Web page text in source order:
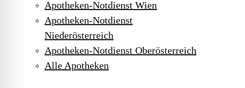
Apotheken-Notdienst Wien
Apotheken-Notdienst
Niederösterreich
Apotheken-Notdienst Oberösterreich
Alle Apotheken